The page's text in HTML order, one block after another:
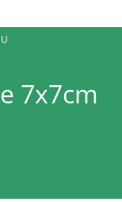
7x7cm